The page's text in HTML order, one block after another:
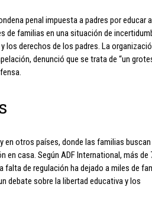
penal impuesta a padres por educar
de familias en una situación de
los derechos de los padres. La
denunció que se trata de “un
en otros países, donde las familias buscan
casa. Según ADF International, más de
falta de regulación ha dejado a miles de
debate sobre la libertad educativa y los